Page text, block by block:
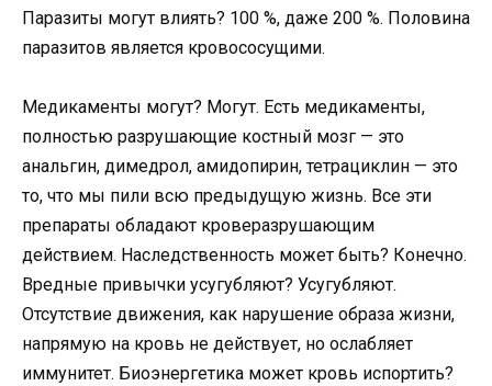
Паразиты могут влиять? 100 %, даже 200 %. Половина
паразитов является кровососущими.
Медикаменты могут? Могут. Есть медикаменты,
полностью разрушающие костный мозг — это
анальгин, димедрол, амидопирин, тетрациклин — это
то, что мы пили всю предыдущую жизнь. Все эти
препараты обладают кроверазрушающим
действием. Наследственность может быть? Конечно.
Вредные привычки усугубляют? Усугубляют.
Отсутствие движения, как нарушение образа жизни,
напрямую на кровь не действует, но ослабляет
иммунитет. Биоэнергетика может кровь испортить?